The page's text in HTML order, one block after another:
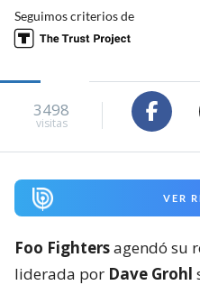
Seguimos criterios de
3498
visitas
VER
Foo Fightersagendó su
liderada por Dave Grohl